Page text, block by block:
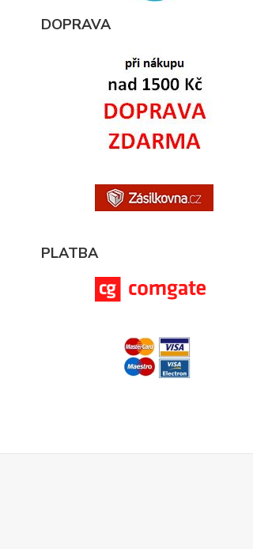
DOPRAVA
PLATBA